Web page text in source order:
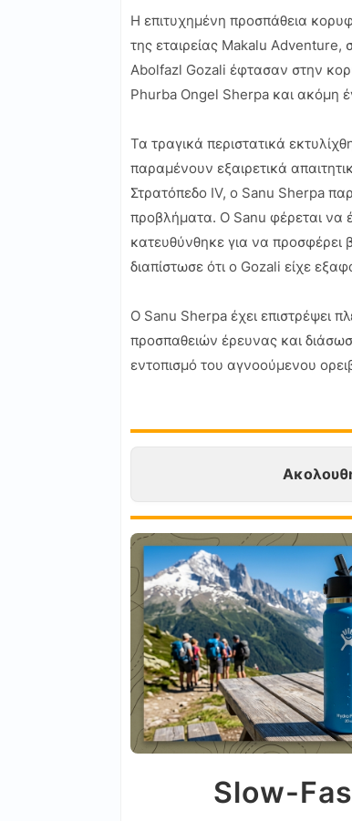
Η επιτυχημένη προσπάθεια
της εταιρείας Makalu
Abolfazl Gozali έφτασαν στην
Phurba Ongel Sherpa και ακόμη
Τα τραγικά περιστατικά
παραμένουν εξαιρετικά
Στρατόπεδο IV, ο Sanu Sherpa
προβλήματα. Ο Sanu φέρεται να
κατευθύνθηκε για να προσφέρει
διαπίστωσε ότι ο Gozali είχε
Ο Sanu Sherpa έχει επιστρέψει
προσπαθειών έρευνας και
εντοπισμό του αγνοούμενου
Slow-